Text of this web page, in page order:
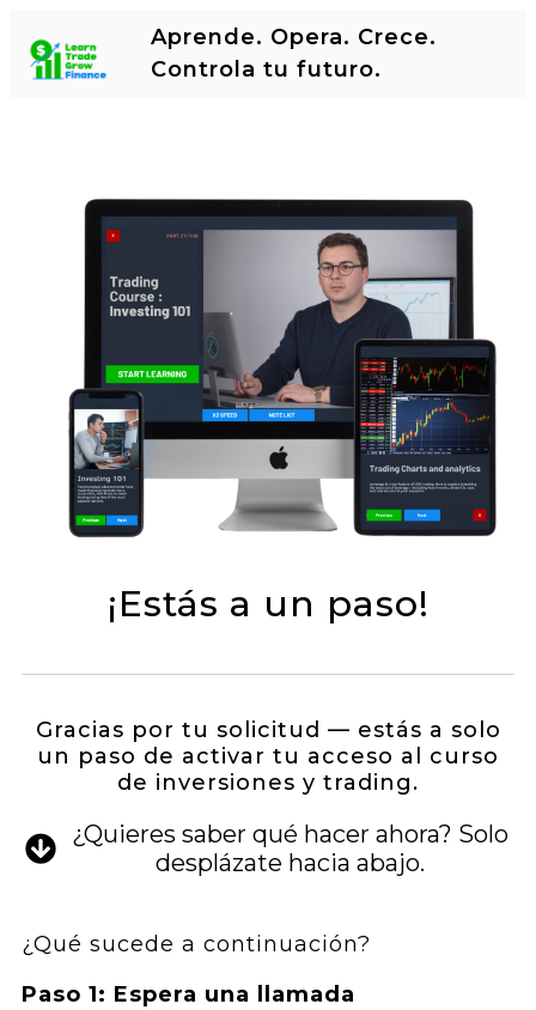
Aprende. Opera. Crece.
Controla tu futuro.
¡Estás a un paso!
Gracias por tu solicitud — estás a solo
un paso de activar tu acceso al curso
de inversiones y trading.
¿Quieres saber qué hacer ahora? Solo
desplázate hacia abajo.
¿Qué sucede a continuación?
Paso 1: Espera una llamada